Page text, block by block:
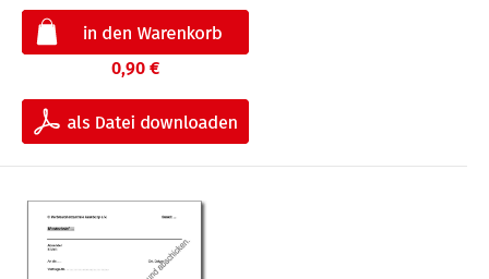
0,90 €